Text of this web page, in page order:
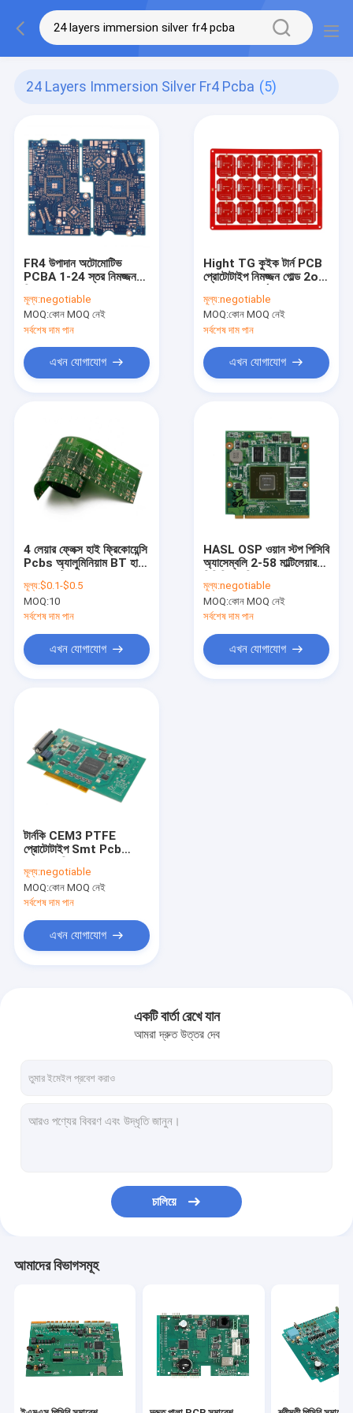
24 Layers Immersion Silver Fr4 Pcba (5)
FR4 উপাদান অটোমোটিভ
PCBA 1-24 স্তর নিমজ্জন
মূল্য:negotiable
MOQ:কোন MOQ নেই
সর্বশেষ দাম পান
এখন যোগাযোগ
Hight TG কুইক টার্ন PCB
প্রোটোটাইপ নিমজ্জন গোল্ড 2oz
মূল্য:negotiable
MOQ:কোন MOQ নেই
সর্বশেষ দাম পান
এখন যোগাযোগ
4 লেয়ার ফ্লেক্স হাই ফ্রিকোয়েন্সি
Pcbs অ্যালুমিনিয়াম BT হার্ড
মূল্য:$0.1-$0.5
MOQ:10
সর্বশেষ দাম পান
এখন যোগাযোগ
HASL OSP ওয়ান স্টপ পিসিবি
অ্যাসেম্বলি 2-58 মাল্টিলেয়ার
মূল্য:negotiable
MOQ:কোন MOQ নেই
সর্বশেষ দাম পান
এখন যোগাযোগ
টার্নকি CEM3 PTFE
প্রোটোটাইপ Smt Pcb
মূল্য:negotiable
MOQ:কোন MOQ নেই
সর্বশেষ দাম পান
এখন যোগাযোগ
একটি বার্তা রেখে যান
আমরা দ্রুত উত্তর দেব
চালিয়ে
আমাদের বিভাগসমূহ